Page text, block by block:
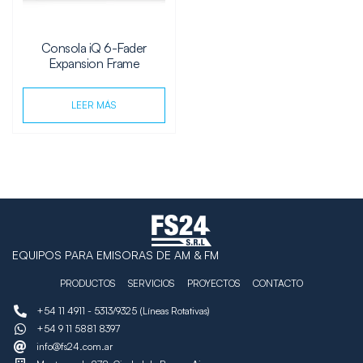
Consola iQ 6-Fader
Expansion Frame
LEER MÁS
EQUIPOS PARA EMISORAS DE AM & FM
PRODUCTOS SERVICIOS PROYECTOS CONTACTO
+54 11 4911 - 5313/9325 (Líneas Rotativas)
+54 9 11 5881 8397
info@fs24.com.ar